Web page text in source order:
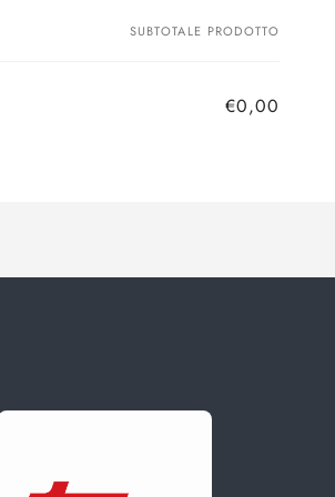
SUBTOTALE PRODOTTO
€0,00